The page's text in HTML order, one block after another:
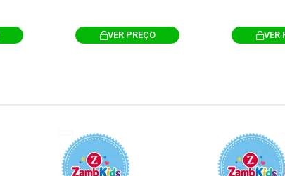
VER PREÇO VER